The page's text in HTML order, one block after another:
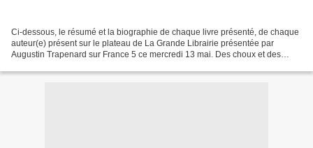
Ci-dessous, le résumé et la biographie de chaque livre présenté, de chaque
auteur(e) présent sur le plateau de La Grande Librairie présentée par
Augustin Trapenard sur France 5 ce mercredi 13 mai. Des choux et des